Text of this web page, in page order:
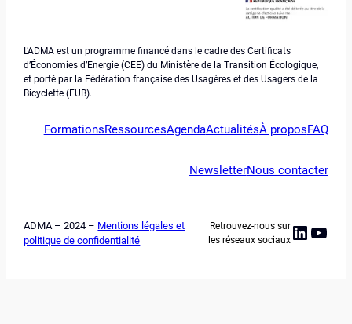
L’ADMA est un programme financé dans le cadre des Certificats
d’Économies d’Energie (CEE) du Ministère de la Transition Écologique,
et porté par la Fédération française des Usagères et des Usagers de la
Bicyclette (FUB).
FormationsRessourcesAgendaActualitésÀ proposFAQ
NewsletterNous contacter
ADMA – 2024 – Mentions légales et
politique de confidentialité
Retrouvez-nous sur
les réseaux sociaux